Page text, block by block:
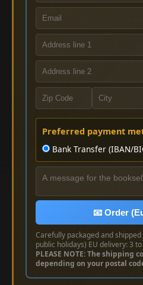
Preferred payment
Bank Transfer (IBAN/
📧 Order
Carefully packaged and
public holidays) EU delivery: 3
PLEASE NOTE: The shipping
depending on your postal